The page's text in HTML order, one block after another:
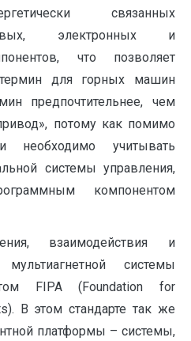
связанных
электронных и
что позволяет
для горных машин
предпочтительнее, чем
потому как помимо
необходимо учитывать
системы управления,
компонентом
взаимодействия и
системы
FIPA (Foundation for
В этом стандарте так же
платформы – системы,